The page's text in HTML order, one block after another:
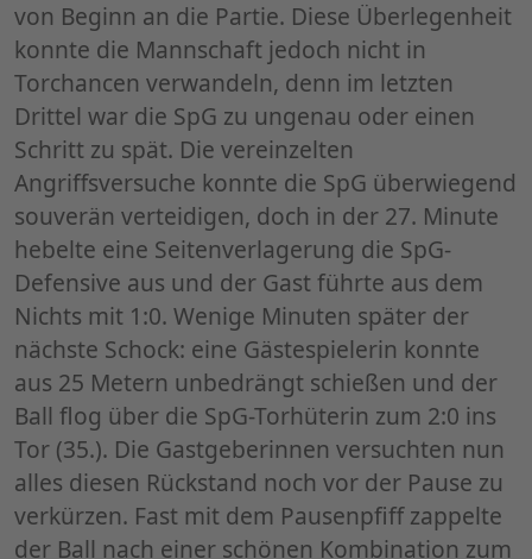
von Beginn an die Partie. Diese Überlegenheit
konnte die Mannschaft jedoch nicht in
Torchancen verwandeln, denn im letzten
Drittel war die SpG zu ungenau oder einen
Schritt zu spät. Die vereinzelten
Angriffsversuche konnte die SpG überwiegend
souverän verteidigen, doch in der 27. Minute
hebelte eine Seitenverlagerung die SpG-
Defensive aus und der Gast führte aus dem
Nichts mit 1:0. Wenige Minuten später der
nächste Schock: eine Gästespielerin konnte
aus 25 Metern unbedrängt schießen und der
Ball flog über die SpG-Torhüterin zum 2:0 ins
Tor (35.). Die Gastgeberinnen versuchten nun
alles diesen Rückstand noch vor der Pause zu
verkürzen. Fast mit dem Pausenpfiff zappelte
der Ball nach einer schönen Kombination zum